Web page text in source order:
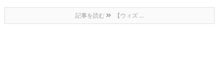
記事を読む 【ウィズ ...